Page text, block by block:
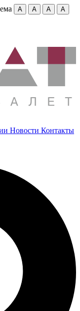
A A A
A
Новости Контакты